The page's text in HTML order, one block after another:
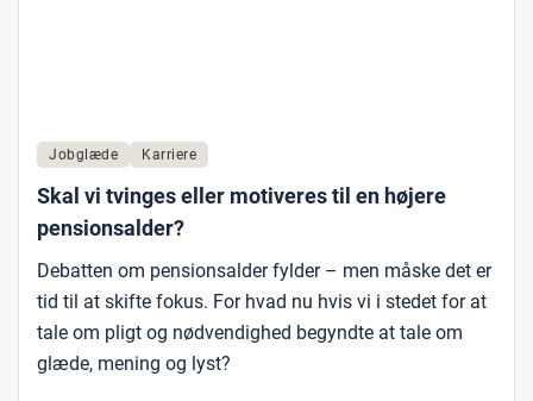
Jobglæde Karriere
Skal vi tvinges eller motiveres til en højere
pensionsalder?
Debatten om pensionsalder fylder – men måske det er
tid til at skifte fokus. For hvad nu hvis vi i stedet for at
tale om pligt og nødvendighed begyndte at tale om
glæde, mening og lyst?